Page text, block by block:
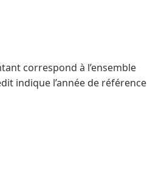
correspond à l’ensemble
indique l’année de référence